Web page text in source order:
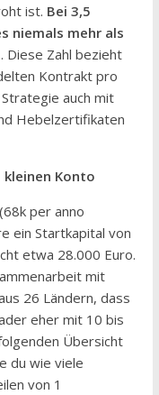
ist. Bei 3,5
niemals mehr als
. Diese Zahl bezieht
Kontrakt pro
auch mit
Hebelzertifikaten
kleinen Konto
per anno
ein Startkapital von
etwa 28.000 Euro.
mit
26 Ländern, dass
eher mit 10 bis
Übersicht
du wie viele
von 1